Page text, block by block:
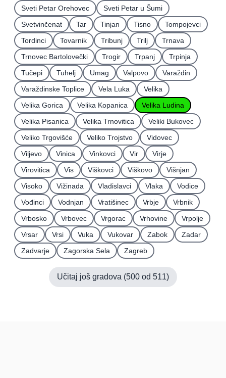
Sveti Petar Orehovec
Sveti Petar u Šumi
Svetvinčenat
Tar Tinjan Tisno
Tompojevci
Tordinci
Tovarnik Tribunj Trilj
Trnava
Trnovec Bartolovečki
Trogir Trpanj
Trpinja
Tučepi
Tuhelj Umag Valpovo
Varaždin
Varaždinske Toplice
Vela Luka
Velika
Velika Gorica
Velika Kopanica
Velika Ludina
Velika Pisanica
Velika Trnovitica
Veliki Bukovec
Veliko Trgovišće
Veliko Trojstvo
Vidovec
Viljevo
Vinica Vinkovci Vir
Virje
Virovitica
Vis Viškovci Viškovo
Višnjan
Visoko
Vižinada Vladislavci Vlaka
Vodice
Vođinci
Vodnjan Vratišinec Vrbje
Vrbnik
Vrbosko
Vrbovec Vrgorac Vrhovine
Vrpolje
Vrsar
Vrsi Vuka Vukovar Zabok
Zadar
Zadvarje
Zagorska Sela Zagreb
Učitaj još gradova (500 od 511)